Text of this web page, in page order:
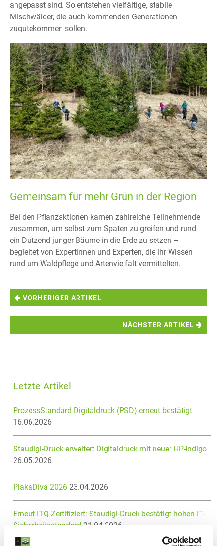
angepasst sind. So entstehen vielfältige, stabile
Mischwälder, die auch kommenden Generationen
zugutekommen sollen.
Gemeinsam für mehr Grün in der Region
Bei den Pflanzaktionen kamen zahlreiche Teilnehmende
zusammen, um selbst zum Spaten zu greifen und rund
ein Dutzend junger Bäume in die Erde zu setzen –
begleitet von Expertinnen und Experten, die ihr Wissen
rund um Waldpflege und Artenvielfalt vermittelten.
VORHERIGER ARTIKEL
NÄCHSTER ARTIKEL
Letzte Artikel
ProzessStandard Digitaldruck (PSD) erneut bestätigt
16.06.2026
Staudigl-Druck erweitert Digitaldruck mit neuer HP-Indigo
26.05.2026
PlakaDiva 2026 23.04.2026
Erneut ITQ-Zertifiziert: Staudigl-Druck bestätigt hohen IT-
Sicherheitsstandard 21.04.2026